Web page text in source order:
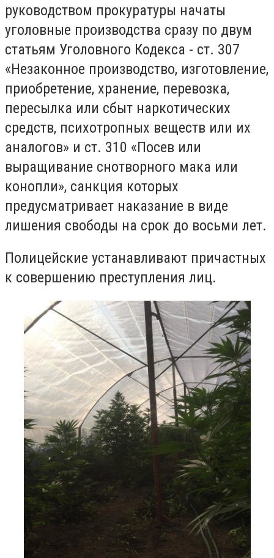
руководством прокуратуры начаты
уголовные производства сразу по двум
статьям Уголовного Кодекса - ст. 307
«Незаконное производство, изготовление,
приобретение, хранение, перевозка,
пересылка или сбыт наркотических
средств, психотропных веществ или их
аналогов» и ст. 310 «Посев или
выращивание снотворного мака или
конопли», санкция которых
предусматривает наказание в виде
лишения свободы на срок до восьми лет.
Полицейские устанавливают причастных
к совершению преступления лиц.